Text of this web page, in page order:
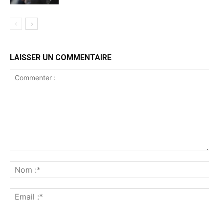
LAISSER UN COMMENTAIRE